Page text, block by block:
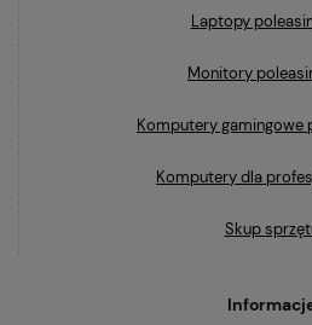
Laptopy
Monitory
Komputery gamingowe
Komputery dla
Skup